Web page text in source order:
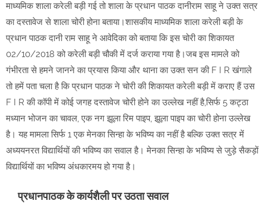
माध्यमिक शाला करेली बड़ी गई तो शाला के प्रधान पाठक दानीराम साहू ने उक्त सत्र
का दस्तावेज से शाला चोरी होना बताया।शासकीय माध्यमिक शाला करेली बड़ी के
प्रधान पाठक दानी राम साहू ने आवेदिका को बताया कि इस चोरी का शिकायत
02/10/2018 को करेली बड़ी चौकी में दर्ज कराया गया है।जब इस मामले को
गंभीरता से हमने जानने का प्रयास किया और थाना का उक्त सन की F I R खंगाले
तो हमें पता चला है कि प्रधान पाठक ने चोरी की शिकायत करेली बड़ी में कराए हैं उस
F I R की कॉपी में कोई जगह दस्तावेज चोरी होने का उल्लेख नहीं है,सिर्फ 5 कट्ठा
मध्यान भोजन का चावल, एक नग झूला रिम पाइप, झूला पाइप का चोरी होना उल्लेख
है। यह मामला सिर्फ 1‌ एक मेनका सिन्हा के भविष्य का नहीं है बल्कि उक्त सत्र में
अध्ययनरत विद्यार्थियों की भविष्य का सवाल है। मेनका सिन्हा के भविष्य से जुड़े सैकड़ों
विद्यार्थियों का भविष्य अंधकारमय हो गया है।
प्रधानपाठक के कार्यशैली पर उठता सवाल